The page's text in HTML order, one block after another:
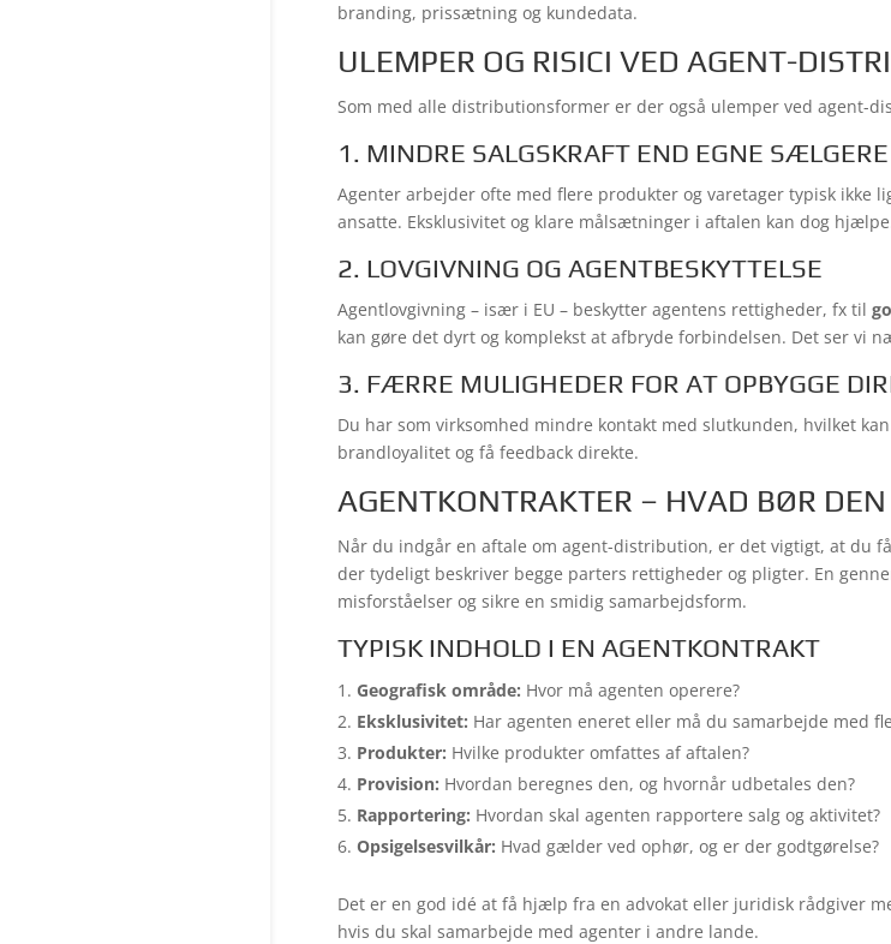
branding, prissætning og kundedata.
ULEMPER OG RISICI VED AGENT-
Som med alle distributionsformer er der også ulemper ved agent-
1. MINDRE SALGSKRAFT END EGNE SÆLGERE
Agenter arbejder ofte med flere produkter og varetager typisk ikke
ansatte. Eksklusivitet og klare målsætninger i aftalen kan dog
2. LOVGIVNING OG AGENTBESKYTTELSE
Agentlovgivning – især i EU – beskytter agentens rettigheder, fx til
kan gøre det dyrt og komplekst at afbryde forbindelsen. Det ser vi
3. FÆRRE MULIGHEDER FOR AT OPBYGGE
Du har som virksomhed mindre kontakt med slutkunden, hvilket
brandloyalitet og få feedback direkte.
AGENTKONTRAKTER – HVAD BØR
Når du indgår en aftale om agent-distribution, er det vigtigt, at du
der tydeligt beskriver begge parters rettigheder og pligter. En
misforståelser og sikre en smidig samarbejdsform.
TYPISK INDHOLD I EN AGENTKONTRAKT
Geografisk område: Hvor må agenten operere?
Eksklusivitet: Har agenten eneret eller må du samarbejde med
Produkter: Hvilke produkter omfattes af aftalen?
Provision: Hvordan beregnes den, og hvornår udbetales den?
Rapportering: Hvordan skal agenten rapportere salg og aktivitet?
Opsigelsesvilkår: Hvad gælder ved ophør, og er der godtgørelse?
Det er en god idé at få hjælp fra en advokat eller juridisk rådgiver
hvis du skal samarbejde med agenter i andre lande.